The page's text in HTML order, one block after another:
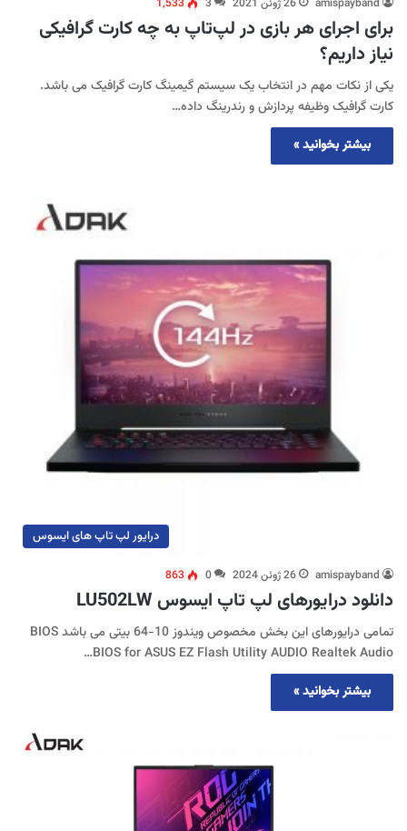
amispayband 26 ژوئن 2021 3
1,533
برای اجرای هر بازی در لپ‌تاپ به چه کارت گرافیکی
نیاز داریم؟
یکی از نکات مهم در انتخاب یک سیستم گیمینگ کارت گرافیک می باشد.
کارت گرافیک وظیفه پردازش و رندرینگ داده…
بیشتر بخوانید »
درایور لپ تاپ های ایسوس
amispayband 26 ژوئن 2024 0
863
دانلود درایورهای لپ تاپ ایسوس LU502LW
تمامی درایورهای این بخش مخصوص ویندوز 10-64 بیتی می باشد BIOS
BIOS for ASUS EZ Flash Utility AUDIO Realtek Audio…
بیشتر بخوانید »